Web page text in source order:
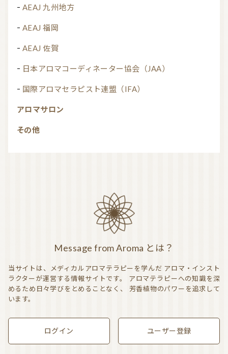
AEAJ 九州地方
AEAJ 福岡
AEAJ 佐賀
日本アロマコーディネーター協会（JAA）
国際アロマセラピスト連盟（IFA）
アロマサロン
その他
Message from Aroma とは？
当サイトは、メディカルアロマテラピーを学んだ アロマ・インスト
ラクターが運営する情報サイトです。
アロマテラピーへの知識を深
めるため日々学びをとめることなく、
芳香植物のパワーを追求して
います。
ログイン ユーザー登録